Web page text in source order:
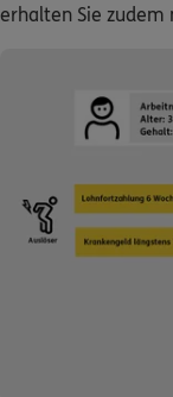
erhalten Sie